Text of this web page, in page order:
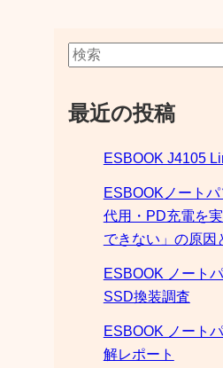
最近の投稿
ESBOOK J4105
ESBOOKノート
代用・PD充電を
できない」の原因
ESBOOK ノート
SSD換装調査
ESBOOK ノート
解レポート